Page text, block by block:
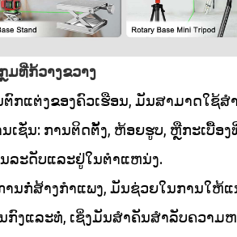
ມທີ່ກ້ວາງຂວາງ
ຕົກແຕ່ງຂອງຄົວເຮືອນ, ມັນສາມາດໃຊ້ສໍ
ນເຊັ່ນ: ການຕິດຕັ້ງ, ຫ້ອຍຮູບ, ຫຼືກະເບື້ອງ
ລະດັບແລະຢູ່ໃນຕໍາແຫນ່ງ.
ານກໍ່ສ້າງກໍາແພງ, ມັນຊ່ວຍໃນການໃຫ້ແ
ກົງແລະທໍ່, ເຊິ່ງມັນສໍາຄັນສໍາລັບຄວາມ